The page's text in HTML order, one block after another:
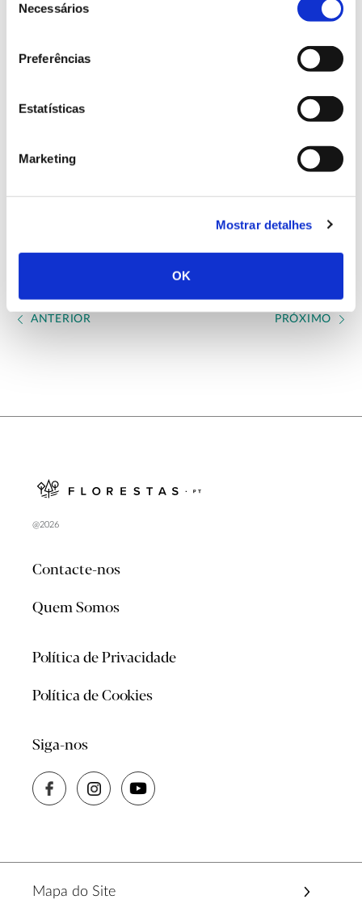
Necessários
Preferências
Estatísticas
Marketing
Mostrar detalhes
OK
Asociación Desarrollo Rural Alcarria Sur
Douro Histórico, Dueceira – Associação de
Instituto Nacional
Website oficial LIGNOBIOLIFE
ANTERIOR PRÓXIMO
@2026
Contacte-nos
Quem Somos
Política de Privacidade
Política de Cookies
Siga-nos
Mapa do Site